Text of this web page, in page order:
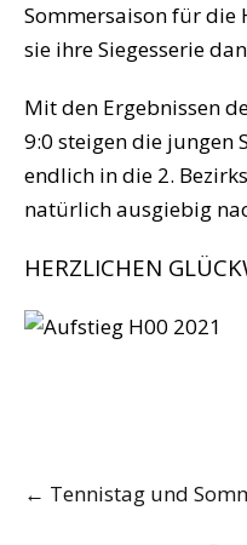
Sommersaison für die
sie ihre Siegesserie
Mit den Ergebnissen
9:0 steigen die jungen
endlich in die 2.
natürlich ausgiebig
HERZLICHEN
Post
navigation
← Tennistag und